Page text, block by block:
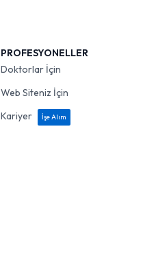
PROFESYONELLER
Doktorlar İçin
Web Siteniz İçin
Kariyer
İşe Alım